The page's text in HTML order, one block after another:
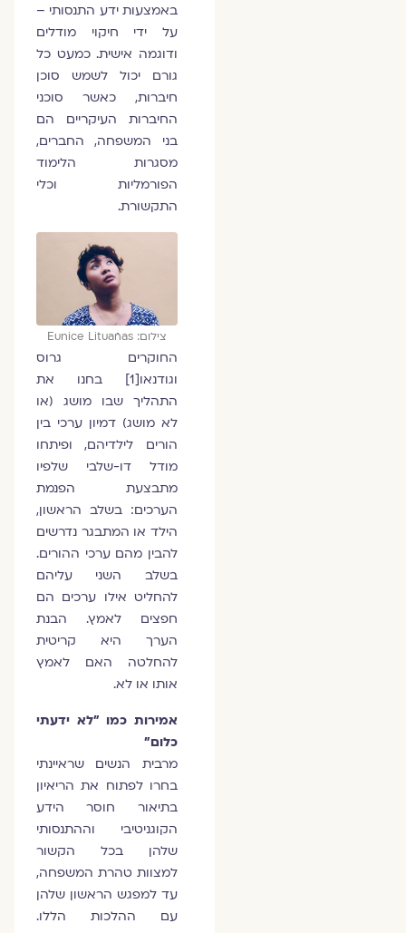
באמצעות ידע התנסותי –
על ידי חיקוי מודלים
ודוגמה אישית. כמעט כל
גורם יכול לשמש סוכן
חיברות, כאשר סוכני
החיברות העיקריים הם
בני המשפחה, החברים,
מסגרות הלימוד
הפורמליות וכלי
התקשורת.
צילום: Eunice Lituañas
החוקרים גרוס
וגודנאו[1] בחנו את
התהליך שבו מושג (או
לא מושג) דמיון ערכי בין
הורים לילדיהם, ופיתחו
מודל דו-שלבי שלפיו
מתבצעת הפנמת
הערכים: בשלב הראשון,
הילד או המתבגר נדרשים
להבין מהם ערכי ההורים.
בשלב השני עליהם
להחליט אילו ערכים הם
חפצים לאמץ. הבנת
הערך היא קריטית
להחלטה האם לאמץ
אותו או לא.
אמירות כמו "לא ידעתי
כלום"
מרבית הנשים שראיינתי
בחרו לפתוח את הריאיון
בתיאור חוסר הידע
הקוגניטיבי וההתנסותי
שלהן בכל הקשור
למצוות טהרת המשפחה,
עד למפגש הראשון שלהן
עם ההלכות הללו.